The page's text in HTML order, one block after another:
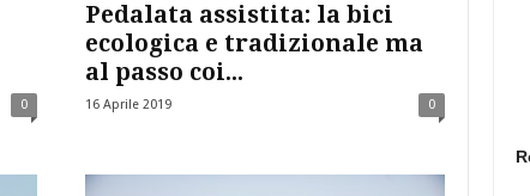
0
Pedalata assistita: la bici
ecologica e tradizionale ma
al passo coi...
16 Aprile 2019 0